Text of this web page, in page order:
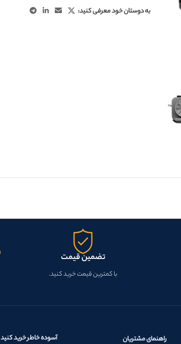
به دوستان خود معرفی کنید:
تضمین قیمت
با کمترین قیمت خرید کنید.
راهنمای مشتریان آسوده خاطر خرید کنید